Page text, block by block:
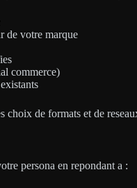
de votre marque
commerce)
de formats et de
persona en repondant a :